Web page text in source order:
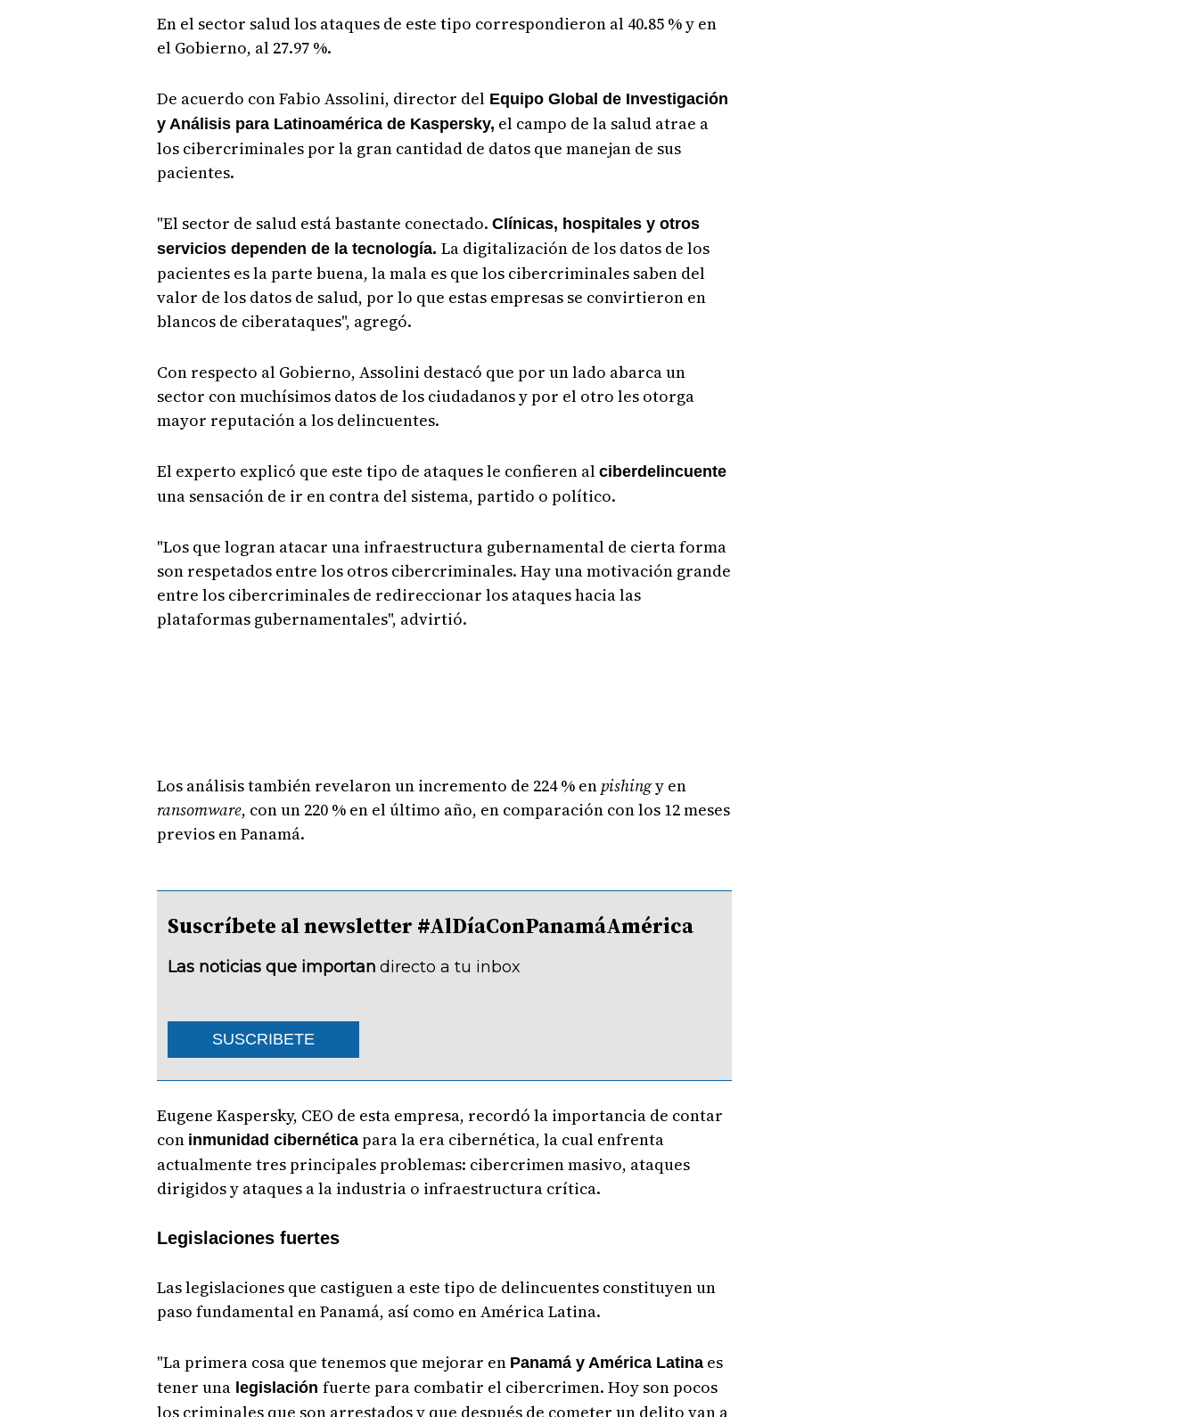
En el sector salud los ataques de este tipo correspondieron al 40.85 % y en
el Gobierno, al 27.97 %.
De acuerdo con Fabio Assolini, director delEquipo Global de Investigación
y Análisis para Latinoamérica de Kaspersky, el campo de la salud atrae a
los cibercriminales por la gran cantidad de datos que manejan de sus
pacientes.
"El sector de salud está bastante conectado. Clínicas, hospitales y otros
servicios dependen de la tecnología. La digitalización de los datos de los
pacientes es la parte buena, la mala es que los cibercriminales saben del
valor de los datos de salud, por lo que estas empresas se convirtieron en
blancos de ciberataques", agregó.
Con respecto al Gobierno, Assolini destacó que por un lado abarca un
sector con muchísimos datos de los ciudadanos y por el otro les otorga
mayor reputación a los delincuentes.
El experto explicó que este tipo de ataques le confieren al ciberdelincuente
una sensación de ir en contra del sistema, partido o político.
"Los que logran atacar una infraestructura gubernamental de cierta forma
son respetados entre los otros cibercriminales. Hay una motivación grande
entre los cibercriminales de redireccionar los ataques hacia las
plataformas gubernamentales", advirtió.
Los análisis también revelaron un incremento de 224 % en pishingy en
ransomware, con un 220 % en el último año, en comparación con los 12 meses
previos en Panamá.
Suscríbete al newsletter #AlDíaConPanamáAmérica
Las noticias que importan directo a tu inbox
SUSCRIBETE
Eugene Kaspersky, CEO de esta empresa, recordó la importancia de contar
con inmunidad cibernéticapara la era cibernética, la cual enfrenta
actualmente tres principales problemas: cibercrimen masivo, ataques
dirigidos y ataques a la industria o infraestructura crítica.
Legislaciones fuertes
Las legislaciones que castiguen a este tipo de delincuentes constituyen un
paso fundamental en Panamá, así como en América Latina.
"La primera cosa que tenemos que mejorar en Panamá y América Latinaes
tener unalegislación fuerte para combatir el cibercrimen. Hoy son pocos
los criminales que son arrestados y que después de cometer un delito van a